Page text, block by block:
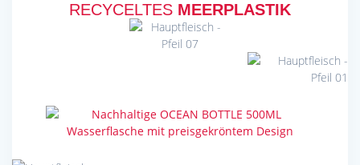
RECYCELTES MEERPLASTIK